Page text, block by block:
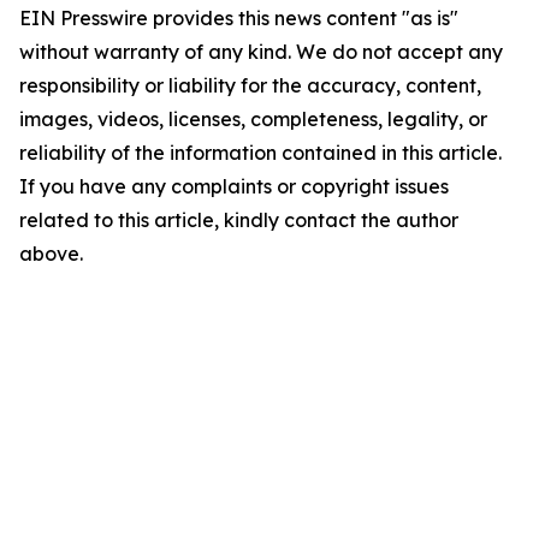
EIN Presswire provides this news content "as is"
without warranty of any kind. We do not accept any
responsibility or liability for the accuracy, content,
images, videos, licenses, completeness, legality, or
reliability of the information contained in this article.
If you have any complaints or copyright issues
related to this article, kindly contact the author
above.